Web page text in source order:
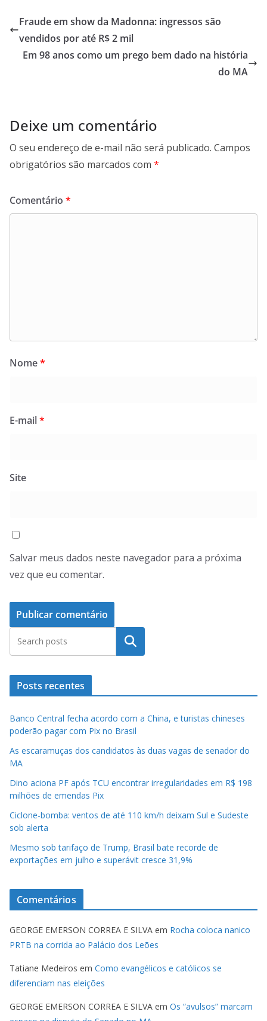
s
A
p
er b
o
o
gr
a
m
l l e
Fraude em show da Madonna: ingressos são
vendidos por até R$ 2 mil
Em 98 anos como um prego bem dado na história
do MA
Deixe um comentário
O seu endereço de e-mail não será publicado. Campos
obrigatórios são marcados com *
Comentário *
Nome*
E-mail*
Site
Salvar meus dados neste navegador para a próxima
vez que eu comentar.
Pesquisar
Posts recentes
Banco Central fecha acordo com a China, e turistas chineses
poderão pagar com Pix no Brasil
As escaramuças dos candidatos às duas vagas de senador do
MA
Dino aciona PF após TCU encontrar irregularidades em R$ 198
milhões de emendas Pix
Ciclone-bomba: ventos de até 110 km/h deixam Sul e Sudeste
sob alerta
Mesmo sob tarifaço de Trump, Brasil bate recorde de
exportações em julho e superávit cresce 31,9%
Comentários
GEORGE EMERSON CORREA E SILVA em Rocha coloca nanico
PRTB na corrida ao Palácio dos Leões
Tatiane Medeiros em Como evangélicos e católicos se
diferenciam nas eleições
GEORGE EMERSON CORREA E SILVA em Os “avulsos” marcam